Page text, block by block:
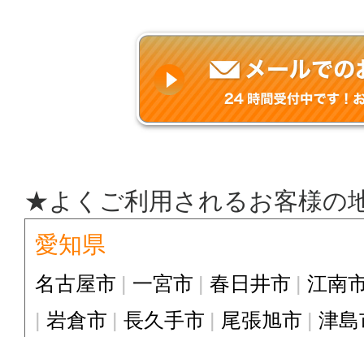
★よくご利用されるお客様の
愛知県
名古屋市 一宮市 春日井市
江南
岩倉市
長久手市 尾張旭市 津島